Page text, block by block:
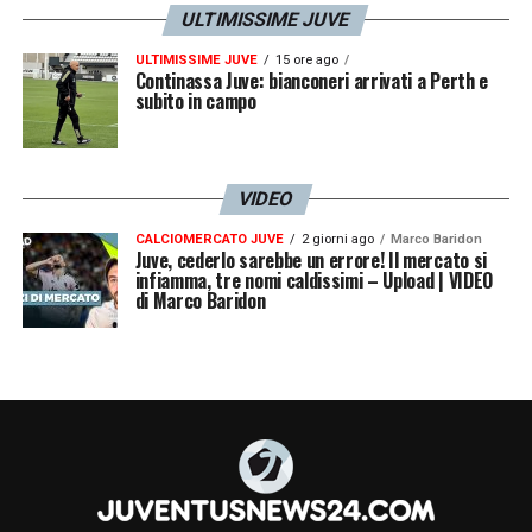
ULTIMISSIME JUVE
ULTIMISSIME JUVE 15 ore ago
Continassa Juve: bianconeri arrivati a Perth e
subito in campo
VIDEO
CALCIOMERCATO JUVE 2 giorni ago Marco Baridon
Juve, cederlo sarebbe un errore! Il mercato si
infiamma, tre nomi caldissimi – Upload | VIDEO
di Marco Baridon